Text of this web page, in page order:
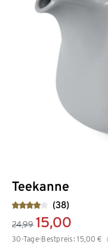
Teekanne
(38)
24,99 15,00
30-Tage-Bestpreis: 15,00 €